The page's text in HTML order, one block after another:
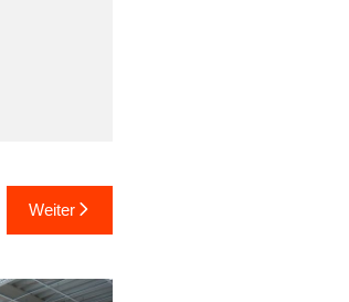
Weiter